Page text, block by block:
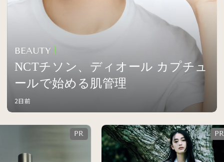
BEAUTY
NCTチソン、ディオール カプチュ
ールで始める肌管理
2日前